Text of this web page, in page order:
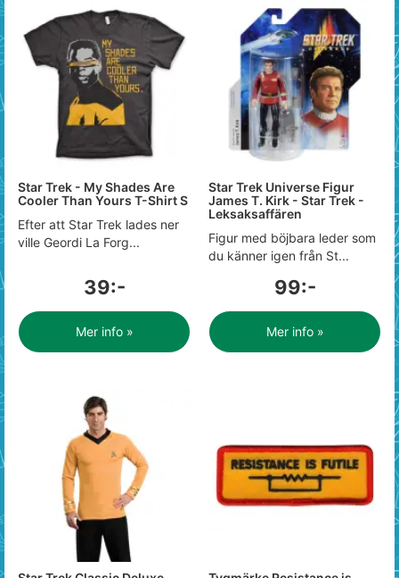
Star Trek - My Shades Are
Cooler Than Yours T-Shirt S
Efter att Star Trek lades ner
ville Geordi La Forg...
39:-
Mer info »
Star Trek Universe Figur
James T. Kirk - Star Trek -
Leksaksaffären
Figur med böjbara leder som
du känner igen från St...
99:-
Mer info »